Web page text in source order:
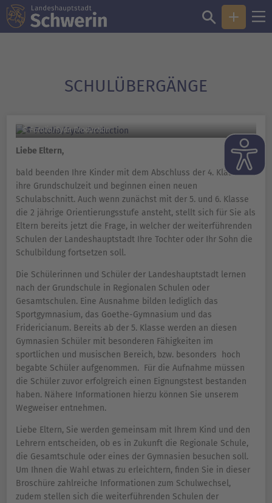
SCHULÜBERGÄNGE
© Fotolia/Syda Production
Liebe Eltern,
bald beenden Ihre Kinder mit dem Abschluss der 4. Klasse
ihre Grundschulzeit und beginnen einen neuen
Schulabschnitt. Auch wenn zunächst mit der 5. und 6. Klasse
die 2 jährige Orientierungsstufe ansteht, stellt sich für Sie als
Eltern bereits jetzt die Frage, in welcher der weiterführenden
Schulen der Landeshauptstadt Ihre Tochter oder Ihr Sohn die
Schulbildung fortsetzen soll.
Die Schülerinnen und Schüler der Landeshauptstadt lernen
nach der Grundschule in Regionalen Schulen oder
Gesamtschulen. Eine Ausnahme bilden lediglich das
Sportgymnasium, das Goethe-Gymnasium und das
Fridericianum. Bereits ab der 5. Klasse werden an diesen
Gymnasien Schüler mit besonderen Fähigkeiten im
sportlichen und musischen Bereich, bzw. besonders hoch
begabte Schüler aufgenommen. Für die Aufnahme müssen
die Schüler zuvor erfolgreich einen Eignungstest bestanden
haben. Nähere Informationen hierzu können Sie unserem
Wegweiser entnehmen.
Liebe Eltern, Sie werden gemeinsam mit Ihrem Kind und den
Lehrern entscheiden, ob es in Zukunft die Regionale Schule,
die Gesamtschule oder eines der Gymnasien besuchen soll.
Um Ihnen die Wahl etwas zu erleichtern, finden Sie in dieser
Broschüre zahlreiche Informationen zum Schulwechsel,
zudem stellen sich die weiterführenden Schulen der